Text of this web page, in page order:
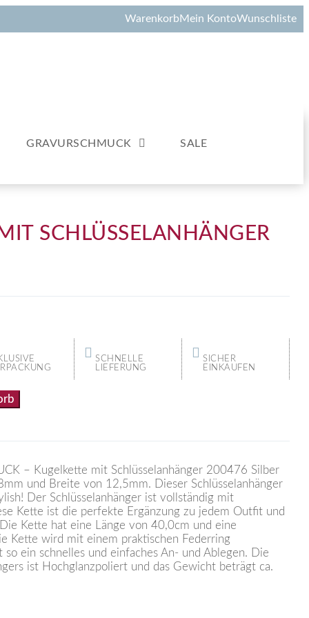
Warenkorb Mein KontoWunschliste
GRAVURSCHMUCK SALE
SCHLÜSSELANHÄNGER
SCHNELLE
LIEFERUNG
SICHER
EINKAUFEN
– Kugelkette mit Schlüsselanhänger 200476 Silber
und Breite von 12,5mm. Dieser Schlüsselanhänger
Der Schlüsselanhänger ist vollständig mit
Kette ist die perfekte Ergänzung zu jedem Outfit und
Kette hat eine Länge von 40,0cm und eine
Kette wird mit einem praktischen Federring
ein schnelles und einfaches An- und Ablegen. Die
ist Hochglanzpoliert und das Gewicht beträgt ca.